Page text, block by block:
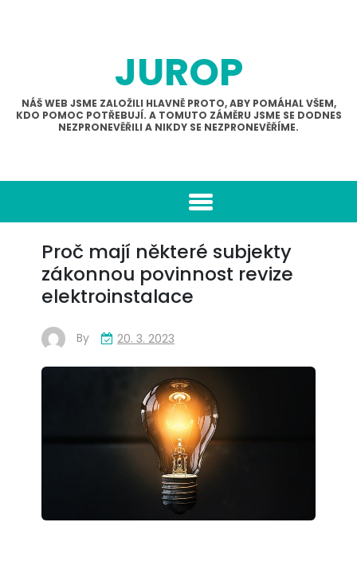
JUROP
NÁŠ WEB JSME ZALOŽILI HLAVNĚ PROTO, ABY POMÁHAL VŠEM,
KDO POMOC POTŘEBUJÍ. A TOMUTO ZÁMĚRU JSME SE DODNES
NEZPRONEVĚŘILI A NIKDY SE NEZPRONEVĚŘÍME.
Proč mají některé subjekty
zákonnou povinnost revize
elektroinstalace
By 20. 3. 2023